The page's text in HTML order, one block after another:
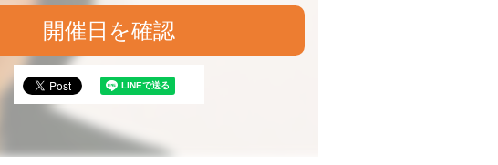
開催日を確認